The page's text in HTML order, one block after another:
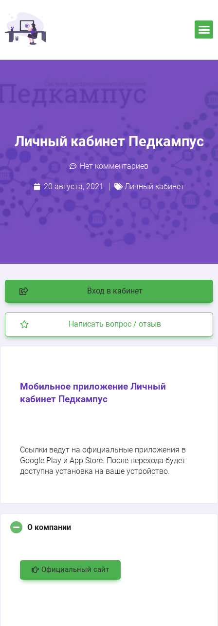
Личный кабинет Педкампус
Нет комментариев
20 августа, 2021 Личный кабинет
Вход в кабинет
Написать вопрос / отзыв
Мобильное приложение Личный
кабинет Педкампус
Ссылки ведут на официальные приложения в
Google Play и App Store. После перехода будет
доступна установка на ваше устройство.
О компании
Официальный сайт